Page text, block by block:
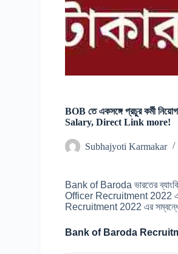
BOB তে একসঙ্গে প্রচুর কর্মী
Salary, Direct Link more!
Subhajyoti Karmakar
Bank of Baroda ভারতের
Officer Recruitment 2022
Recruitment 2022 এর
Bank of Baroda